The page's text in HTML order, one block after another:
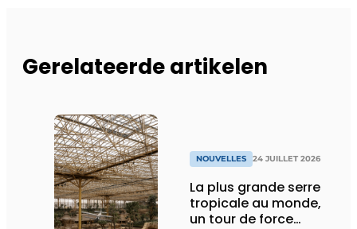
Gerelateerde artikelen
NOUVELLES 24 JUILLET 2026
La plus grande serre
tropicale au monde,
un tour de force